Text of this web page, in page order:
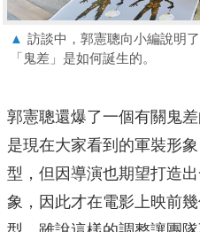
▲ 訪談中，郭憲聰向小編說明
「鬼差」是如何誕生的。
郭憲聰還爆了一個有關鬼
是現在大家看到的軍裝形
型，但因導演也期望打造
象，因此才在電影上映前